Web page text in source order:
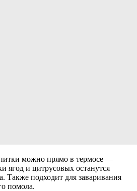
можно прямо в термосе —
ягод и цитрусовых останутся
Также подходит для заваривания
помола.